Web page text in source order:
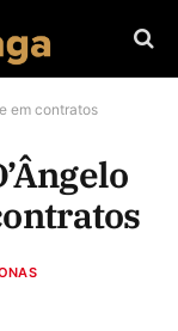
em contratos